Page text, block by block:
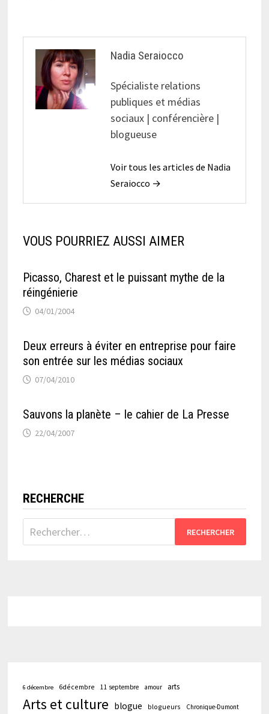
Nadia Seraiocco
Spécialiste relations
publiques et médias
sociaux | conférencière |
blogueuse
Voir tous les articles de Nadia
Seraiocco →
VOUS POURRIEZ AUSSI AIMER
Picasso, Charest et le puissant mythe de la
réingénierie
04/01/2004
Deux erreurs à éviter en entreprise pour faire
son entrée sur les médias sociaux
07/04/2010
Sauvons la planète – le cahier de La Presse
22/04/2007
RECHERCHE
Rechercher :
6 décembre 6décembre 11 septembre amour arts
Arts et culture blogue blogueurs Chronique-Dumont